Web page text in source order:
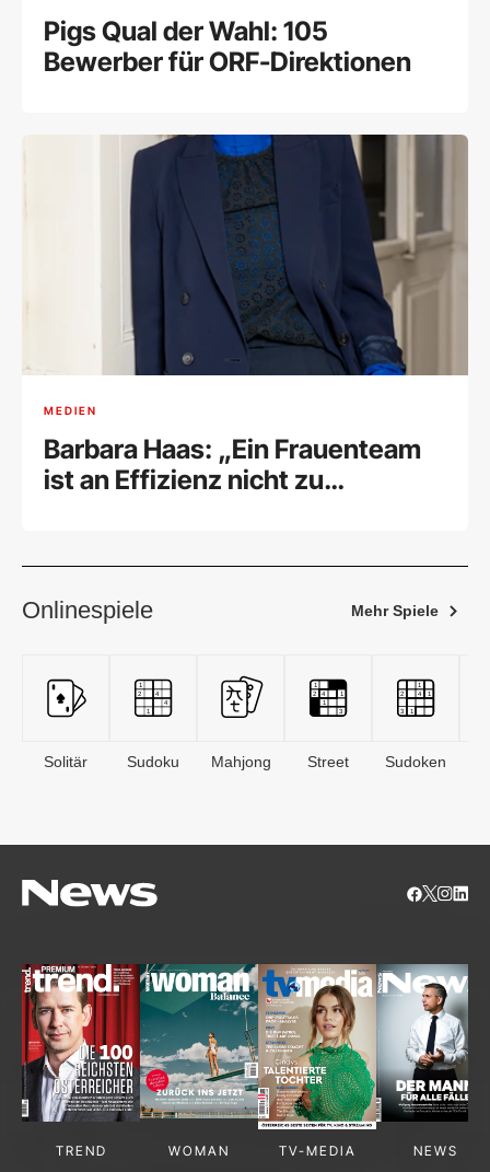
Pigs Qual der Wahl: 105
Bewerber für ORF-Direktionen
MEDIEN
Barbara Haas: „Ein Frauenteam
ist an Effizienz nicht zu
Onlinespiele Mehr Spiele
Solitär Sudoku Mahjong Street Sudoken
TREND WOMAN TV-MEDIA NEWS